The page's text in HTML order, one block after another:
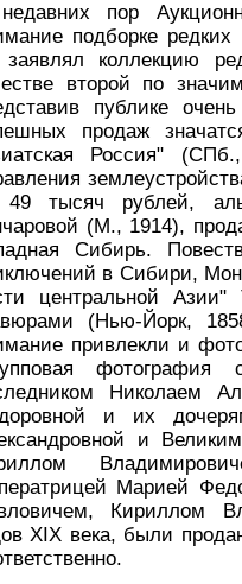
пор
подборке
коллекцию
второй по
публике
продаж
Россия" (СПб.,
тысяч рублей,
(М., 1914),
Сибирь.
в Сибири,
центральной
(Нью-Йорк,
привлекли и
Николаем
и их
и
Марией
Кириллом
XIX века, были